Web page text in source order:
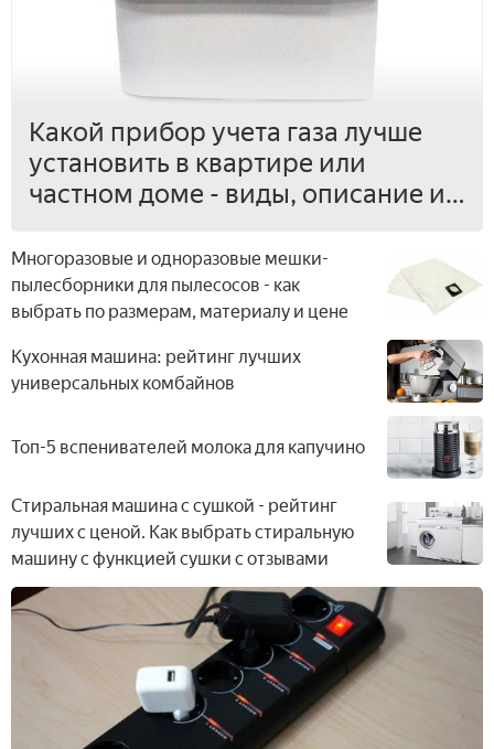
Какой прибор учета газа лучше
установить в квартире или
частном доме - виды, описание и
Многоразовые и одноразовые мешки-
пылесборники для пылесосов - как
выбрать по размерам, материалу и цене
Кухонная машина: рейтинг лучших
универсальных комбайнов
Топ-5 вспенивателей молока для капучино
Стиральная машина с сушкой - рейтинг
лучших с ценой. Как выбрать стиральную
машину с функцией сушки с отзывами